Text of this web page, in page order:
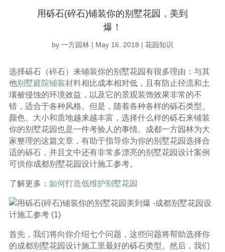
用砾石(碎石)铺装你的别墅花园，美到
爆！
by 一方园林 | May 16, 2018 | 花园知识
选择砾石（碎石）来铺装你的别墅花园有很多理由：与其
他别墅庭院铺装材料相比成本相对低，且有防止径流和土
壤被侵蚀的环境效益，以及它的景观装饰效果非常的不
错，适合于各种风格。但是，随着各种各样的砾石类型、
颜色、大小和质地越来越丰富，选择什么样的砾石来铺装
你的别墅花园也是一件考验人的事情。成都一方园林为大
家整理的这篇文章，有助于指导你为你的别墅花园选择合
适的砾石，并且文中还有非常多漂亮的别墅花园设计案例
可供你成都别墅花园设计施工参考。
了解更多： 如何打造低维护别墅花园
首先，我们将向你介绍七个问题，这些问题将帮助选择你
的成都别墅花园设计施工里最好的砾石类型。然后，我们